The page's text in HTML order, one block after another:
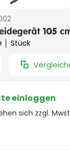
105
│ Stück
einloggen
sich zzgl.